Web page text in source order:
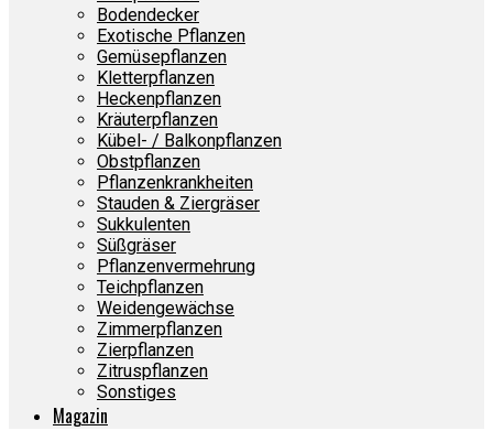
Bodendecker
Exotische Pflanzen
Gemüsepflanzen
Kletterpflanzen
Heckenpflanzen
Kräuterpflanzen
Kübel- / Balkonpflanzen
Obstpflanzen
Pflanzenkrankheiten
Stauden & Ziergräser
Sukkulenten
Süßgräser
Pflanzenvermehrung
Teichpflanzen
Weidengewächse
Zimmerpflanzen
Zierpflanzen
Zitruspflanzen
Sonstiges
Magazin